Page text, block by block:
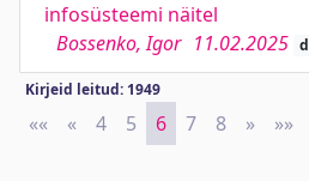
infosüsteemi näitel
Bossenko, Igor 11.02.2025
Kirjeid leitud: 1949
«« First
« Previous
4 5 6 7 8 » Next
»»